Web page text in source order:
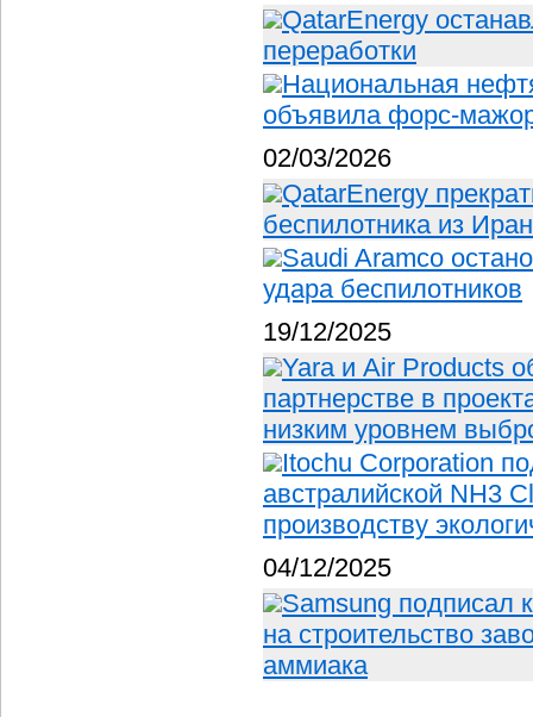
QatarEnergy
переработки
Национальная
объявила форс-
02/03/2026
QatarEnergy
беспилотника из
Saudi Aramco
удара беспилотников
19/12/2025
Yara и Air Products
партнерстве в
низким уровнем
Itochu Corporation
австралийской NH3
производству
04/12/2025
Samsung подписал
на строительство
аммиака